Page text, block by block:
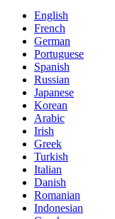
English
French
German
Portuguese
Spanish
Russian
Japanese
Korean
Arabic
Irish
Greek
Turkish
Italian
Danish
Romanian
Indonesian